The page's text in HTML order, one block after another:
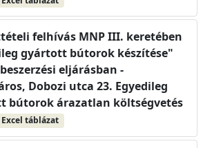
felhívás MNP III. keretében
gyártott bútorok készítése"
eljárásban -
Dobozi utca 23. Egyedileg
bútorok árazatlan költségvetés
Excel táblázat